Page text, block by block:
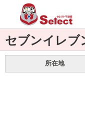
セブンイレブ
所在地